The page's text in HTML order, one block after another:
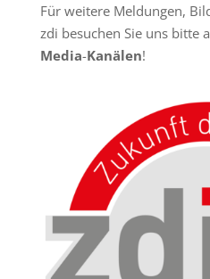
Für weitere Meldungen,
zdi besuchen Sie uns bitte
Media-Kanälen!